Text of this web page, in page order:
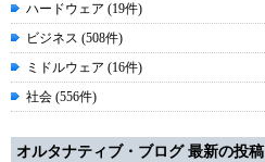
ハードウェア (19件)
ビジネス (508件)
ミドルウェア (16件)
社会 (556件)
オルタナティブ・ブログ 最新の投稿